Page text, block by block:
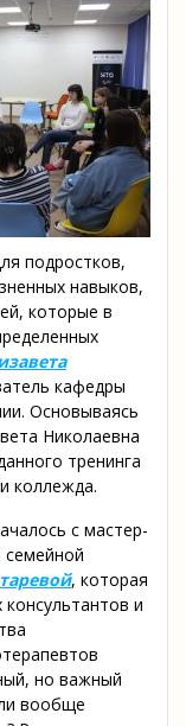
подростков,
навыков,
которые в
кафедры
Основываясь
Николаевна
тренинга
коллежда.
с мастер-
семейной
, которая
и
но важный
вообще